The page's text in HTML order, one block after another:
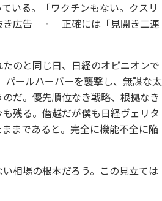
いる。「ワクチンもない。クスリ
き広告 ‐ 正確には「見開き二連
のと同じ日、日経のオピニオンで
ールハーバーを襲撃し、無謀な太
だ。優先順位なき戦略、根拠なき
残る。僭越だが僕も日経ヴェリタ
まであると。完全に機能不全に陥
相場の根本だろう。この見立ては